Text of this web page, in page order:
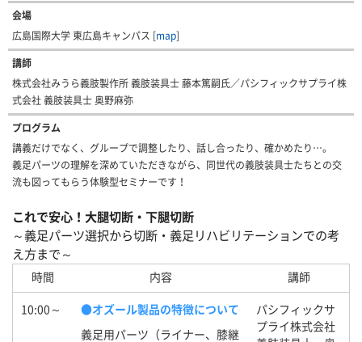
会場
広島国際大学 東広島キャンパス [map]
講師
株式会社みうら義肢製作所 義肢装具士 藤本篤嗣氏／パシフィックサプライ株
式会社 義肢装具士 奥野麻弥
プログラム
講義だけでなく、グループで調整したり、話し合ったり、確かめたり…。
義足パーツの理解を深めていただきながら、同世代の義肢装具士たちとの交
流も図ってもらう体験型セミナーです！
これで安心！大腿切断・下腿切断
～義足パーツ選択から切断・義足リハビリテーションでの考
え方まで～
時間 内容
講師
10:00～
●オズール製品の特徴について
義足用パーツ（ライナー、膝継
パシフィックサ
プライ株式会社